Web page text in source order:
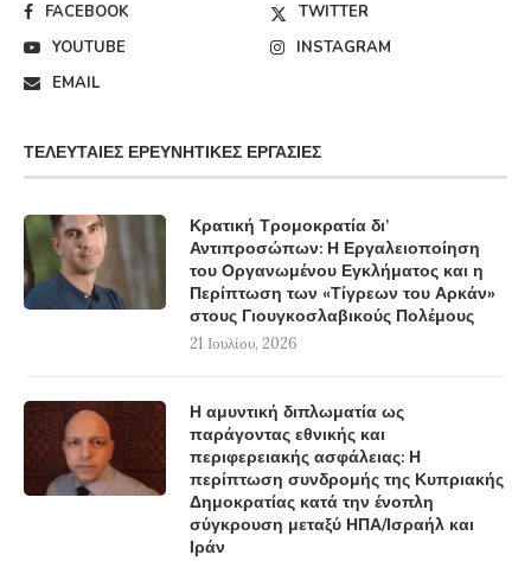
FACEBOOK
TWITTER
YOUTUBE
INSTAGRAM
EMAIL
ΤΕΛΕΥΤΑΊΕΣ ΕΡΕΥΝΗΤΙΚΈΣ ΕΡΓΑΣΊΕΣ
Κρατική Τρομοκρατία δι’
Αντιπροσώπων: Η Εργαλειοποίηση
του Οργανωμένου Εγκλήματος και η
Περίπτωση των «Τίγρεων του Αρκάν»
στους Γιουγκοσλαβικούς Πολέμους
21 Ιουλίου, 2026
Η αμυντική διπλωματία ως
παράγοντας εθνικής και
περιφερειακής ασφάλειας: Η
περίπτωση συνδρομής της Κυπριακής
Δημοκρατίας κατά την ένοπλη
σύγκρουση μεταξύ ΗΠΑ/Ισραήλ και
Ιράν